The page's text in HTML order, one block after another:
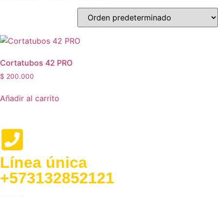
Cortatubos 42 PRO
$ 200.000
Añadir al carrito
Línea única
+573132852121